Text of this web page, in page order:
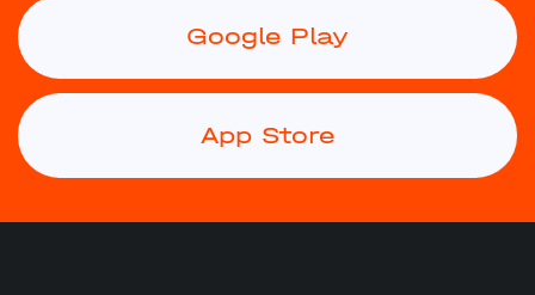
Google Play
App Store